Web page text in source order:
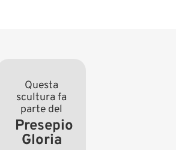
Questa
scultura fa
parte del
Presepio
Gloria